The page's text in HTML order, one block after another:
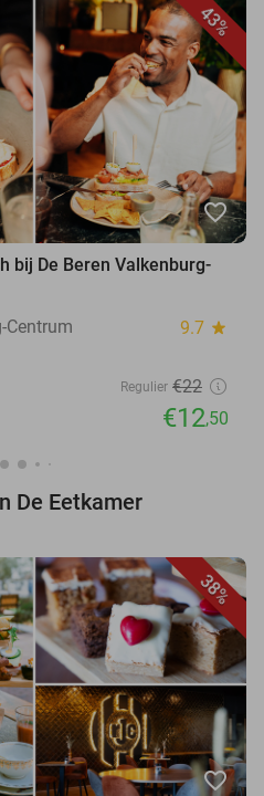
43%
favorite_border
bij De Beren Valkenburg-
Centrum
9.7 star
Regulier €22
€12,50
De Eetkamer
38%
favorite_border